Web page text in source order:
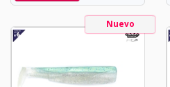
Nuevo